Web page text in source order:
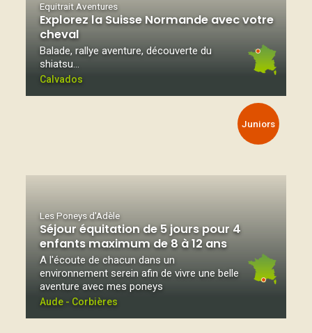
Equitrait Aventures
Explorez la Suisse Normande avec votre
cheval
Balade, rallye aventure, découverte du
shiatsu…
Calvados
Juniors
Les Poneys d'Adèle
Séjour équitation de 5 jours pour 4
enfants maximum de 8 à 12 ans
A l'écoute de chacun dans un
environnement serein afin de vivre une belle
aventure avec mes poneys
Aude - Corbières